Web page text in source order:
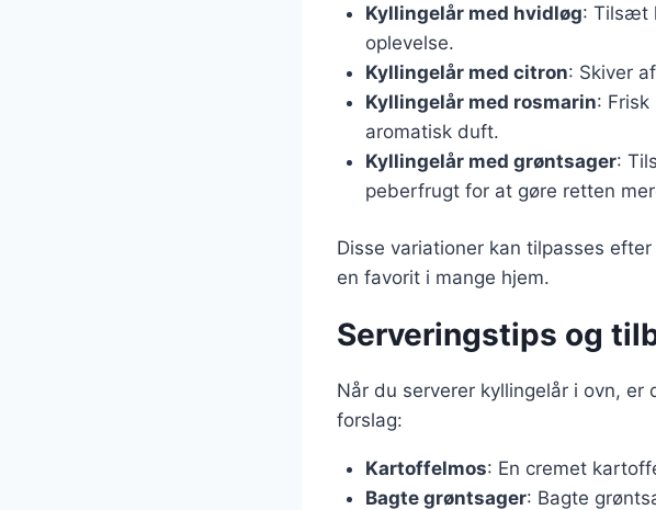
Kyllingelår med hvidløg: Tilsæt
oplevelse.
Kyllingelår med citron: Skiver
Kyllingelår med rosmarin:
aromatisk duft.
Kyllingelår med grøntsager:
peberfrugt for at gøre retten
Disse variationer kan tilpasses
en favorit i mange hjem.
Serveringstips og
Når du serverer kyllingelår i ovn,
forslag:
Kartoffelmos: En cremet
Bagte grøntsager: Bagte